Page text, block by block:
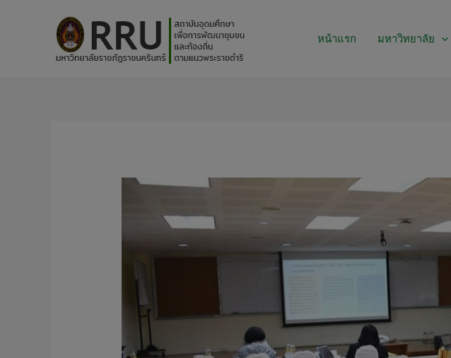
หน้าแรก มหาวิทยาลัย